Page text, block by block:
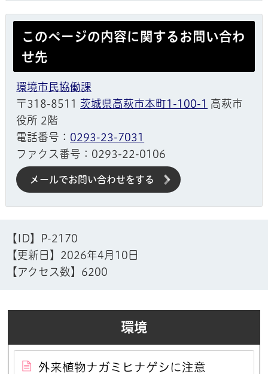
このページの内容に関するお問い合わ
せ先
環境市民協働課
〒318-8511 茨城県高萩市本町1-100-1 高萩市
役所 2階
電話番号： 0293-23-7031
ファクス番号：0293-22-0106
メールでお問い合わせをする
【ID】
P-2170
【更新日】 2026年4月10日
【アクセス数】 6200
環境
外来植物ナガミヒナゲシに注意